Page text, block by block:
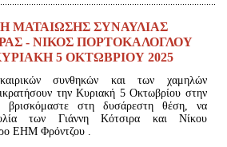
Data
διαχειριστή
ΜΑΤΑΙΩΣΗΣ ΣΥΝΑΥΛΙΑΣ
- ΝΙΚΟΣ ΠΟΡΤΟΚΑΛΟΓΛΟΥ
5 ΟΚΤΩΒΡΙΟΥ 2025
συνθηκών και των χαμηλών
την Κυριακή 5 Οκτωβρίου στην
βρισκόμαστε στη δυσάρεστη θέση, να
των Γιάννη Κότσιρα και Νίκου
ΕΗΜ Φρόντζου .